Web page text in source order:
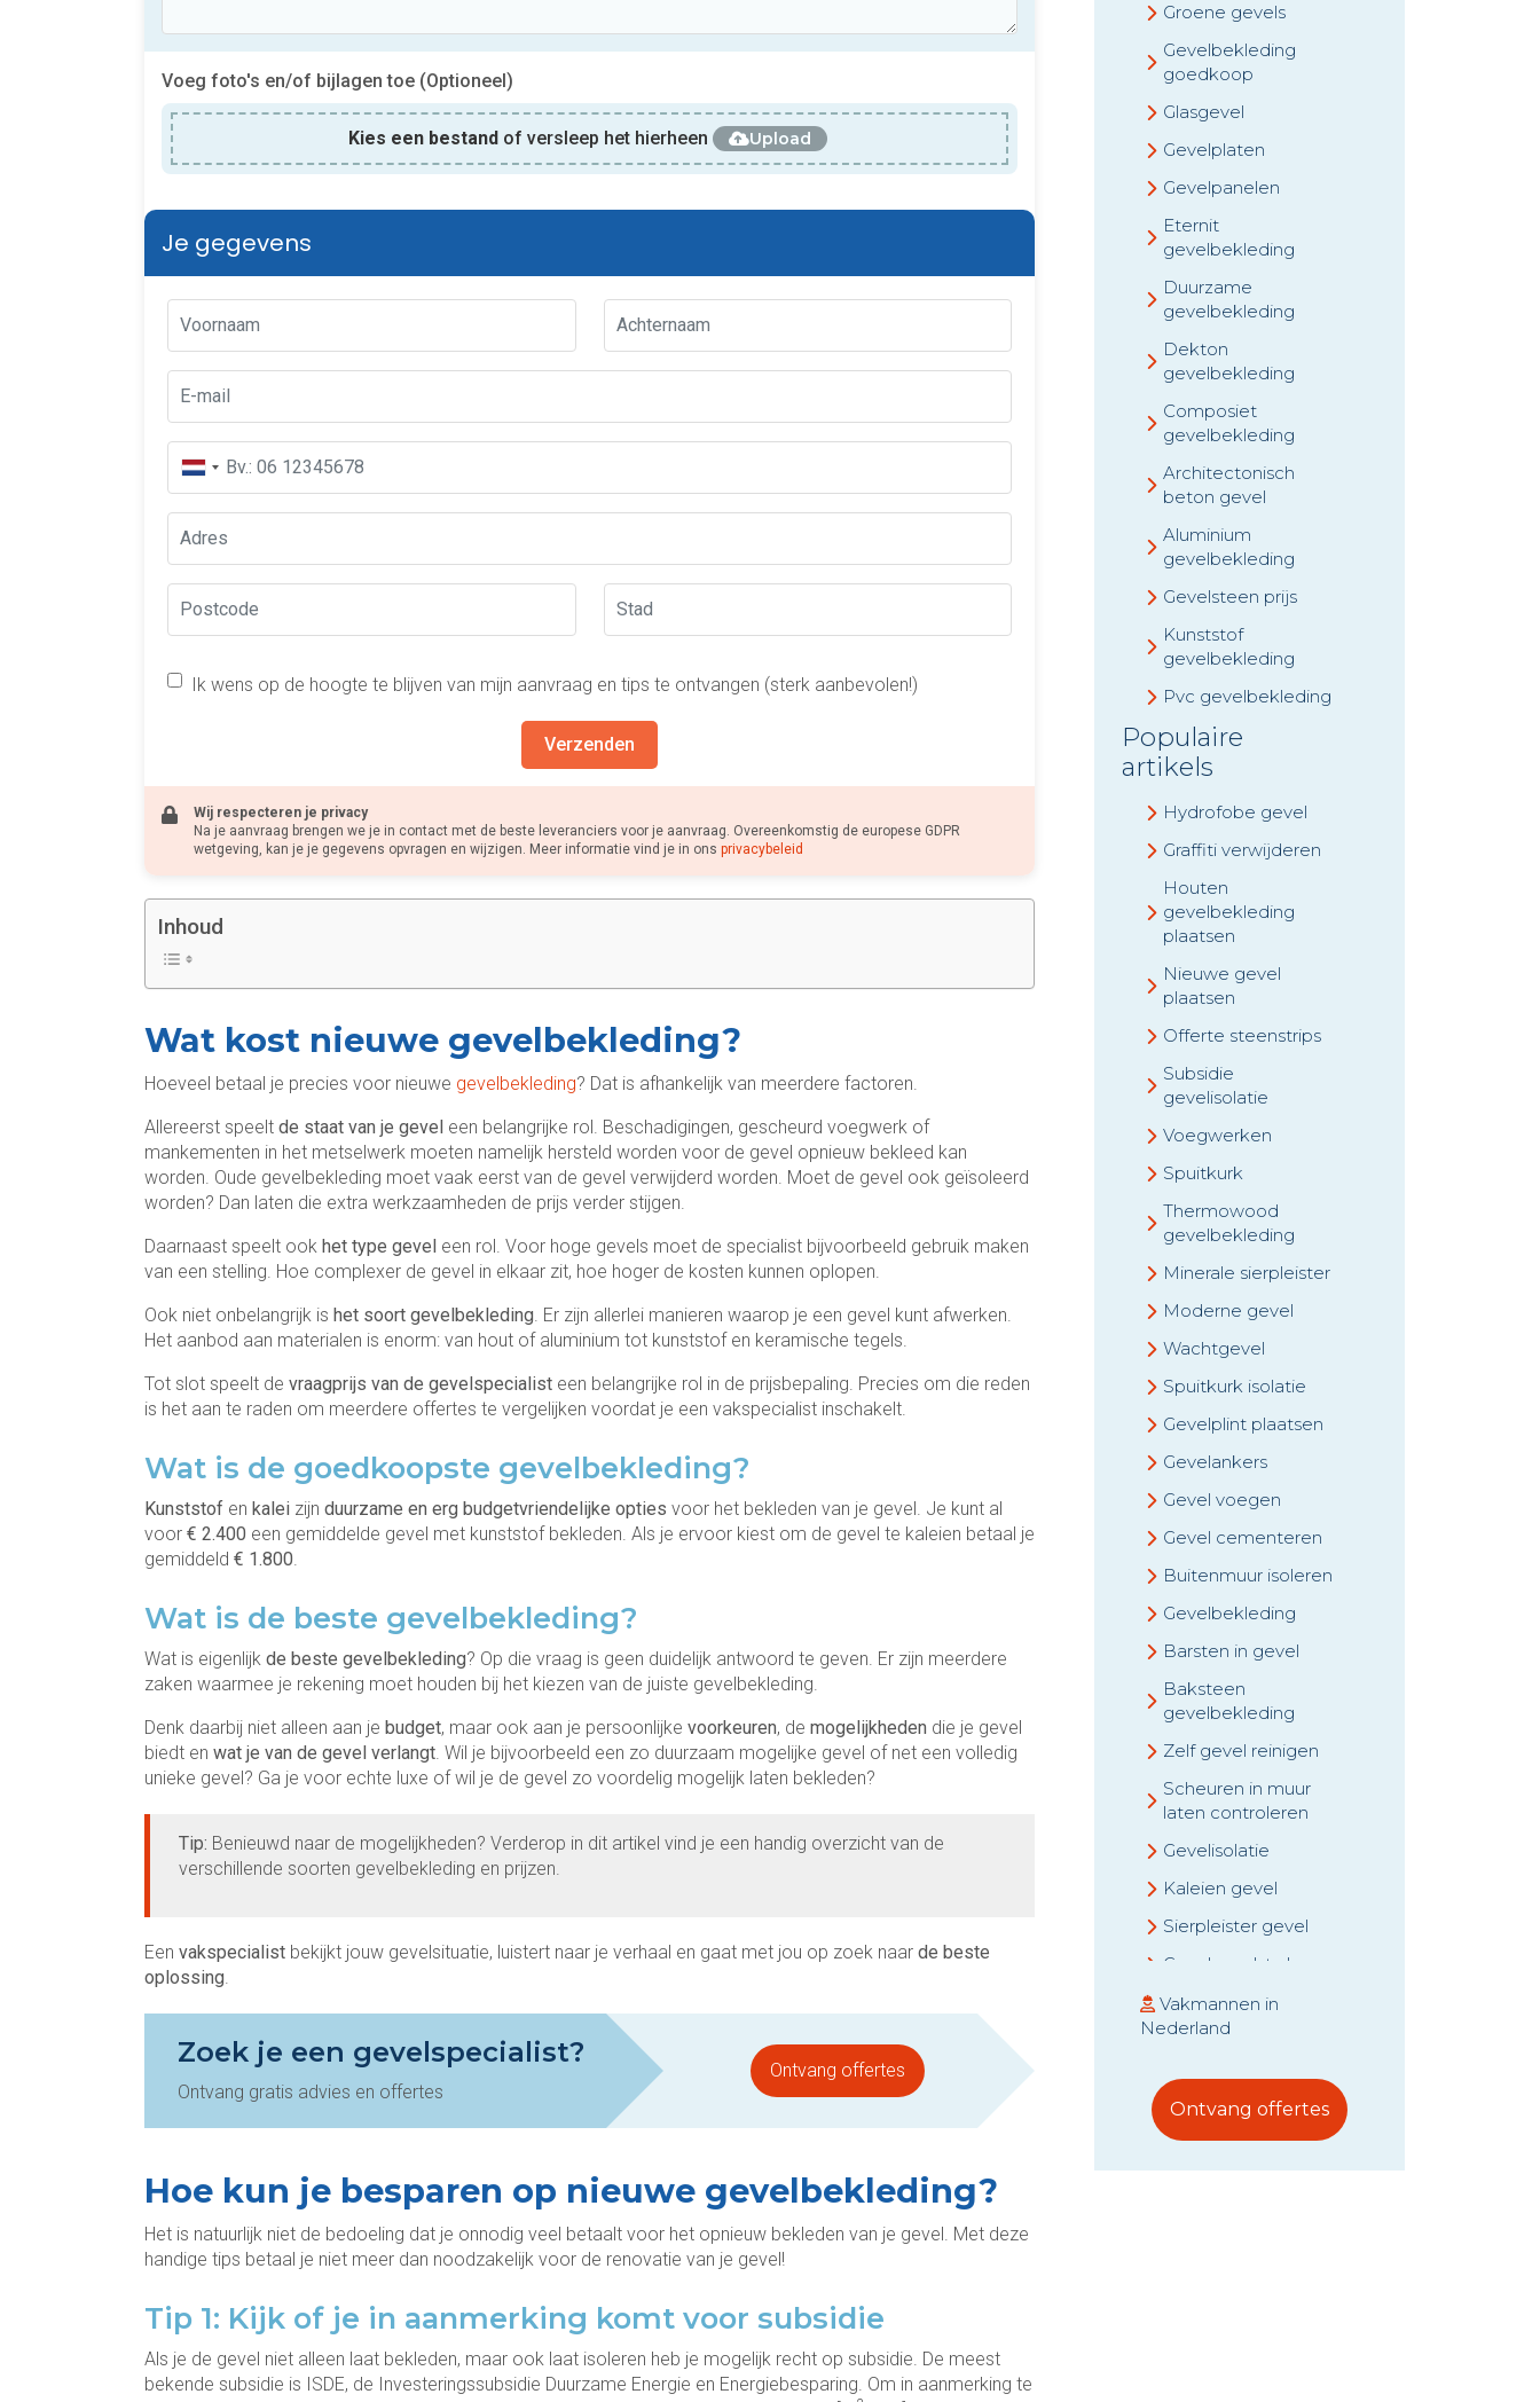
Voeg foto's en/of bijlagen toe (Optioneel)
Kies een bestand of versleep het hierheen Upload
Je gegevens
Ik wens op de hoogte te blijven van mijn aanvraag en tips te ontvangen (sterk aanbevolen!)
Verzenden
Wij respecteren je privacy
Na je aanvraag brengen we je in contact met de beste leveranciers voor je aanvraag. Overeenkomstig de europese GDPR
wetgeving, kan je je gegevens opvragen en wijzigen. Meer informatie vind je in ons privacybeleid
Inhoud
Wat kost nieuwe gevelbekleding?
Hoeveel betaal je precies voor nieuwe gevelbekleding? Dat is afhankelijk van meerdere factoren.
Allereerst speelt de staat van je gevel een belangrijke rol. Beschadigingen, gescheurd voegwerk of
mankementen in het metselwerk moeten namelijk hersteld worden voor de gevel opnieuw bekleed kan
worden. Oude gevelbekleding moet vaak eerst van de gevel verwijderd worden. Moet de gevel ook geïsoleerd
worden? Dan laten die extra werkzaamheden de prijs verder stijgen.
Daarnaast speelt ook het type gevel een rol. Voor hoge gevels moet de specialist bijvoorbeeld gebruik maken
van een stelling. Hoe complexer de gevel in elkaar zit, hoe hoger de kosten kunnen oplopen.
Ook niet onbelangrijk is het soort gevelbekleding. Er zijn allerlei manieren waarop je een gevel kunt afwerken.
Het aanbod aan materialen is enorm: van hout of aluminium tot kunststof en keramische tegels.
Tot slot speelt de vraagprijs van de gevelspecialist een belangrijke rol in de prijsbepaling. Precies om die reden
is het aan te raden om meerdere offertes te vergelijken voordat je een vakspecialist inschakelt.
Wat is de goedkoopste gevelbekleding?
Kunststof en kalei zijn duurzame en erg budgetvriendelijke opties voor het bekleden van je gevel. Je kunt al
voor € 2.400 een gemiddelde gevel met kunststof bekleden. Als je ervoor kiest om de gevel te kaleien betaal je
gemiddeld € 1.800.
Wat is de beste gevelbekleding?
Wat is eigenlijk de beste gevelbekleding? Op die vraag is geen duidelijk antwoord te geven. Er zijn meerdere
zaken waarmee je rekening moet houden bij het kiezen van de juiste gevelbekleding.
Denk daarbij niet alleen aan je budget, maar ook aan je persoonlijke voorkeuren, de mogelijkheden die je gevel
biedt en wat je van de gevel verlangt. Wil je bijvoorbeeld een zo duurzaam mogelijke gevel of net een volledig
unieke gevel? Ga je voor echte luxe of wil je de gevel zo voordelig mogelijk laten bekleden?
Tip: Benieuwd naar de mogelijkheden? Verderop in dit artikel vind je een handig overzicht van de
verschillende soorten gevelbekleding en prijzen.
Een vakspecialist bekijkt jouw gevelsituatie, luistert naar je verhaal en gaat met jou op zoek naar de beste
oplossing.
Zoek je een gevelspecialist?
Ontvang gratis advies en offertes
Ontvang offertes
Hoe kun je besparen op nieuwe gevelbekleding?
Het is natuurlijk niet de bedoeling dat je onnodig veel betaalt voor het opnieuw bekleden van je gevel. Met deze
handige tips betaal je niet meer dan noodzakelijk voor de renovatie van je gevel!
Tip 1: Kijk of je in aanmerking komt voor subsidie
Als je de gevel niet alleen laat bekleden, maar ook laat isoleren heb je mogelijk recht op subsidie. De meest
bekende subsidie is ISDE, de Investeringssubsidie Duurzame Energie en Energiebesparing. Om in aanmerking te
Groene gevels
Gevelbekleding
goedkoop
Glasgevel
Gevelplaten
Gevelpanelen
Eternit
gevelbekleding
Duurzame
gevelbekleding
Dekton
gevelbekleding
Composiet
gevelbekleding
Architectonisch
beton gevel
Aluminium
gevelbekleding
Gevelsteen prijs
Kunststof
gevelbekleding
Pvc gevelbekleding
Populaire
artikels
Hydrofobe gevel
Graffiti verwijderen
Houten
gevelbekleding
plaatsen
Nieuwe gevel
plaatsen
Offerte steenstrips
Subsidie
gevelisolatie
Voegwerken
Spuitkurk
Thermowood
gevelbekleding
Minerale sierpleister
Moderne gevel
Wachtgevel
Spuitkurk isolatie
Gevelplint plaatsen
Gevelankers
Gevel voegen
Gevel cementeren
Buitenmuur isoleren
Gevelbekleding
Barsten in gevel
Baksteen
gevelbekleding
Zelf gevel reinigen
Scheuren in muur
laten controleren
Gevelisolatie
Kaleien gevel
Sierpleister gevel
Gevel zandstralen
Steenstrips
Prijs gevelreiniging
Vakmannen in
Nederland
Ontvang offertes